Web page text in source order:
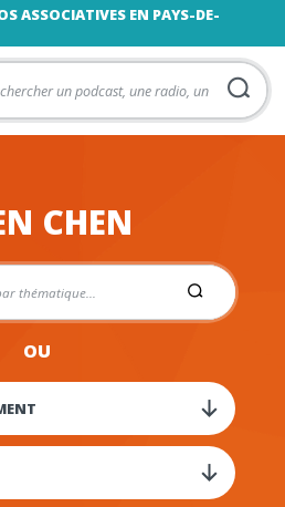
ASSOCIATIVES EN PAYS-DE-
CHEN
OU